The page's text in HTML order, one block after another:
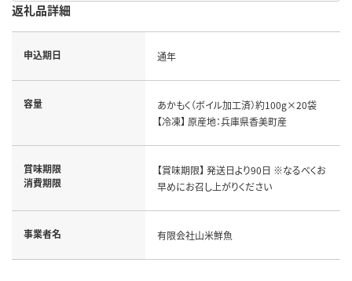
返礼品詳細
申込期日 通年
容量
あかもく（ボイル加工済）約100g×20袋
【冷凍】 原産地：兵庫県香美町産
賞味期限
消費期限
【賞味期限】 発送日より90日 ※なるべくお
早めにお召し上がりください
事業者名 有限会社山米鮮魚